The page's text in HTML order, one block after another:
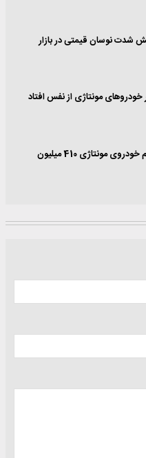
شدت نوسان قیمتی در بازار
خودروهای مونتاژی از نفس افتاد
قیمت روز خودرو؛ کدام خودروی مونتاژی 410 میلیون